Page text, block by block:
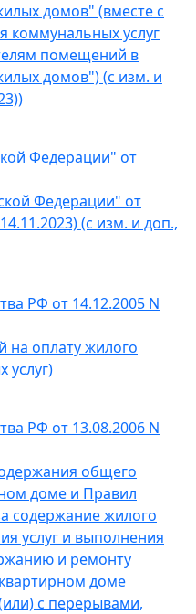
домов" (вместе с
коммунальных услуг
помещений в
домов") (с изм. и
Федерации" от
Федерации" от
(с изм. и доп.,
РФ от 14.12.2005 N
на оплату жилого
РФ от 13.08.2006 N
общего
доме и Правил
содержание жилого
услуг и выполнения
и ремонту
доме
с перерывами,